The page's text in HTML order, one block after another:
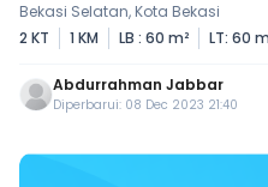
Bekasi Selatan, Kota Bekasi
2 KT
1 KM LB : 60 m² LT: 60
Abdurrahman Jabbar
Diperbarui: 08 Dec 2023 21:40